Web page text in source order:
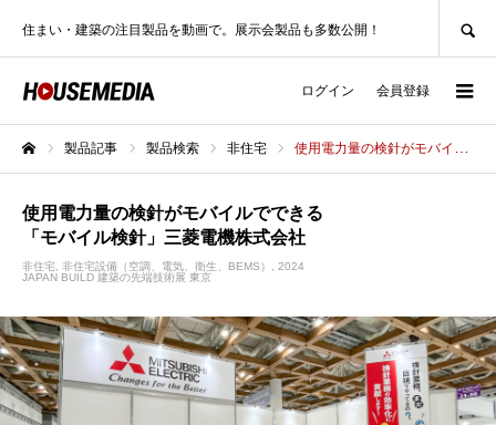
住まい・建築の注目製品を動画で。展示会製品も多数公開！
ログイン 会員登録
製品記事 製品検索 非住宅 使用電力量の検針がモバイルでできる「モバイル検針」三菱電機株式会社
使用電力量の検針がモバイルでできる
「モバイル検針」三菱電機株式会社
非住宅 非住宅設備（空調、電気、衛生、BEMS）
2024
JAPAN BUILD 建築の先端技術展 東京